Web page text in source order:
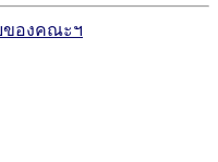
ของคณะฯ